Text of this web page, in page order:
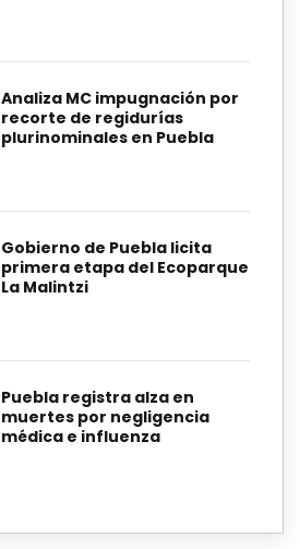
Analiza MC impugnación por
recorte de regidurías
plurinominales en Puebla
Gobierno de Puebla licita
primera etapa del Ecoparque
La Malintzi
Puebla registra alza en
muertes por negligencia
médica e influenza